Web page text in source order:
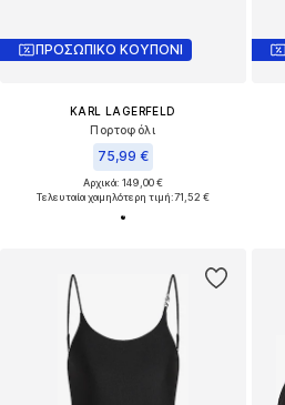
ΠΡΟΣΩΠΙΚΟ ΚΟΥΠΟΝΙ
KARL LAGERFELD
Πορτοφόλι
75,99 €
Αρχικά: 149,00 €
Τελευταία χαμηλότερη τιμή:71,52 €